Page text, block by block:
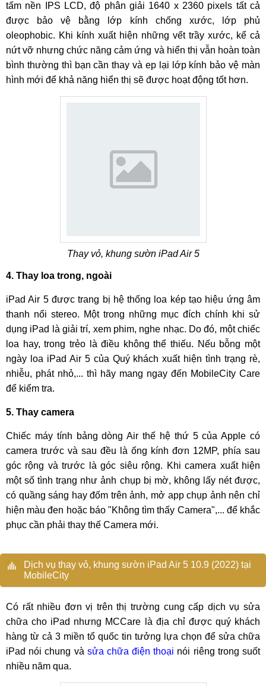
tấm nền IPS LCD, độ phân giải 1640 x 2360 pixels tất cả
được bảo vệ bằng lớp kính chống xước, lớp phủ
oleophobic. Khi kính xuất hiện những vết trầy xước, kể cả
nứt vỡ nhưng chức năng cảm ứng và hiển thị vẫn hoàn toàn
bình thường thì bạn cần thay và ep lại lớp kính bảo vệ màn
hình mới để khả năng hiển thị sẽ được hoạt động tốt hơn.
Thay vỏ, khung sườn iPad Air 5
4. Thay loa trong, ngoài
iPad Air 5 được trang bị hệ thống loa kép tạo hiệu ứng âm
thanh nổi stereo. Một trong những mục đích chính khi sử
dụng iPad là giải trí, xem phim, nghe nhạc. Do đó, một chiếc
loa hay, trong trẻo là điều không thể thiếu. Nếu bỗng một
ngày loa iPad Air 5 của Quý khách xuất hiện tình trạng rè,
nhiễu, phát nhỏ,... thì hãy mang ngay đến MobileCity Care
để kiểm tra.
5. Thay camera
Chiếc máy tính bảng dòng Air thế hệ thứ 5 của Apple có
camera trước và sau đều là ống kính đơn 12MP, phía sau
góc rộng và trước là góc siêu rộng. Khi camera xuất hiện
một số tình trạng như ảnh chụp bị mờ, không lấy nét được,
có quầng sáng hay đốm trên ảnh, mở app chụp ảnh nên chỉ
hiện màu đen hoặc báo "Không tìm thấy Camera",... để khắc
phục cần phải thay thế Camera mới.
Dịch vụ thay vỏ, khung sườn iPad Air 5 10.9 (2022) tại
MobileCity
Có rất nhiều đơn vị trên thị trường cung cấp dịch vụ sửa
chữa cho iPad nhưng MCCare là địa chỉ được quý khách
hàng từ cả 3 miền tổ quốc tin tưởng lựa chọn để sửa chữa
iPad nói chung và sửa chữa điện thoại nói riêng trong suốt
nhiều năm qua.